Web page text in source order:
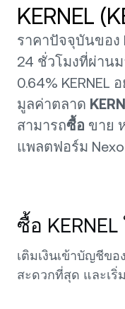
KERNEL
ราคาปัจจุบันของ
24 ชั่วโมงที่ผ่าน
0.64% KERNEL
มูลค่าตลาด
สามารถซื้อ ขาย
แพลตฟอร์ม
ซื้อ
เติมเงินเข้าบัญชีข
สะดวกที่สุด และเ